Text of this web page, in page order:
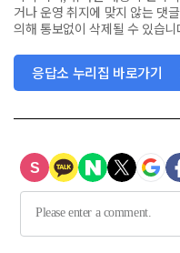
거나 운영 취지에 맞지 않는 댓
의해 통보없이 삭제될 수 있습니
응답소 누리집 바로가기